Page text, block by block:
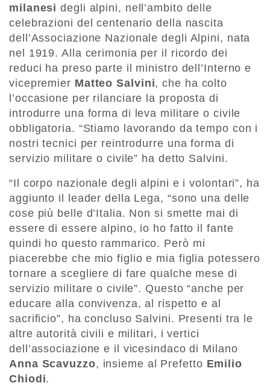
milanesi degli alpini, nell’ambito delle
celebrazioni del centenario della nascita
dell’Associazione Nazionale degli Alpini, nata
nel 1919. Alla cerimonia per il ricordo dei
reduci ha preso parte il ministro dell’Interno e
vicepremier Matteo Salvini, che ha colto
l’occasione per rilanciare la proposta di
introdurre una forma di leva militare o civile
obbligatoria. “Stiamo lavorando da tempo con i
nostri tecnici per reintrodurre una forma di
servizio militare o civile” ha detto Salvini.
“Il corpo nazionale degli alpini e i volontari”, ha
aggiunto il leader della Lega, “sono una delle
cose più belle d’Italia. Non si smette mai di
essere di essere alpino, io ho fatto il fante
quindi ho questo rammarico. Però mi
piacerebbe che mio figlio e mia figlia potessero
tornare a scegliere di fare qualche mese di
servizio militare o civile”. Questo “anche per
educare alla convivenza, al rispetto e al
sacrificio”, ha concluso Salvini. Presenti tra le
altre autorità civili e militari, i vertici
dell’associazione e il vicesindaco di Milano
Anna Scavuzzo, insieme al Prefetto Emilio
Chiodi.